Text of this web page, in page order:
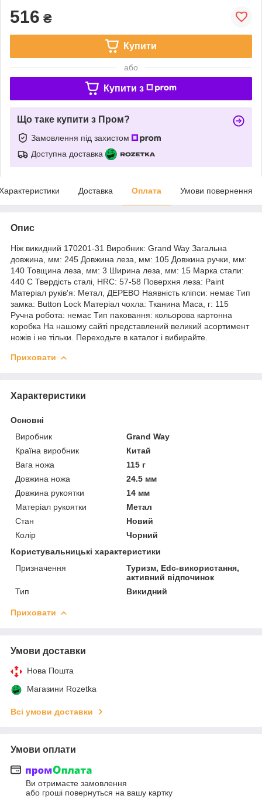
516 ₴
Купити
або
Купити з
Що таке купити з Пром?
Замовлення під захистом
Доступна доставка
Доставка Оплата Умови повернення
Опис
Ніж викидний 170201-31 Виробник: Grand Way Загальна
довжина, мм: 245 Довжина леза, мм: 105 Довжина ручки, мм:
140 Товщина леза, мм: 3 Ширина леза, мм: 15 Марка стали:
440 C Твердість сталі, HRC: 57-58 Поверхня леза: Paint
Матеріал руків'я: Метал, ДЕРЕВО Наявність кліпси: немає Тип
замка: Button Lock Матеріал чохла: Тканина Маса, г: 115
Ручна робота: немає Тип паковання: кольорова картонна
коробка На нашому сайті представлений великий асортимент
ножів і не тільки. Переходьте в каталог і вибирайте.
Приховати
Характеристики
Основні
Виробник
Grand Way
Країна виробник
Китай
Вага ножа
115 г
Довжина ножа
24.5 мм
Довжина рукоятки
14 мм
Матеріал рукоятки
Метал
Стан
Новий
Колір
Чорний
Користувальницькі характеристики
Призначення
Туризм, Edc-використання,
активний відпочинок
Тип
Викидний
Приховати
Умови доставки
Нова Пошта
Магазини Rozetka
Всі умови доставки
Умови оплати
Ви отримаєте замовлення
або гроші повернуться на вашу картку